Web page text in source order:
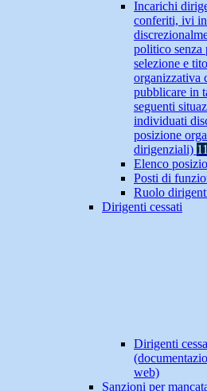
Incarichi
conferiti, ivi
politico senza
selezione e
organizzativa
pubblicare in
seguenti
individuati
posizione
dirigenziali) 11
Elenco
Posti di
Ruolo
Dirigenti cessati
Dirigenti
web)
Sanzioni per